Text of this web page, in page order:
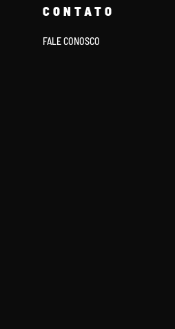
CONTATO
FALE CONOSCO